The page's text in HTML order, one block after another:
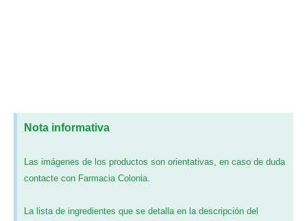
Nota informativa
Las imágenes de los productos son orientativas, en caso de duda
contacte con Farmacia Colonia.
La lista de ingredientes que se detalla en la descripción del